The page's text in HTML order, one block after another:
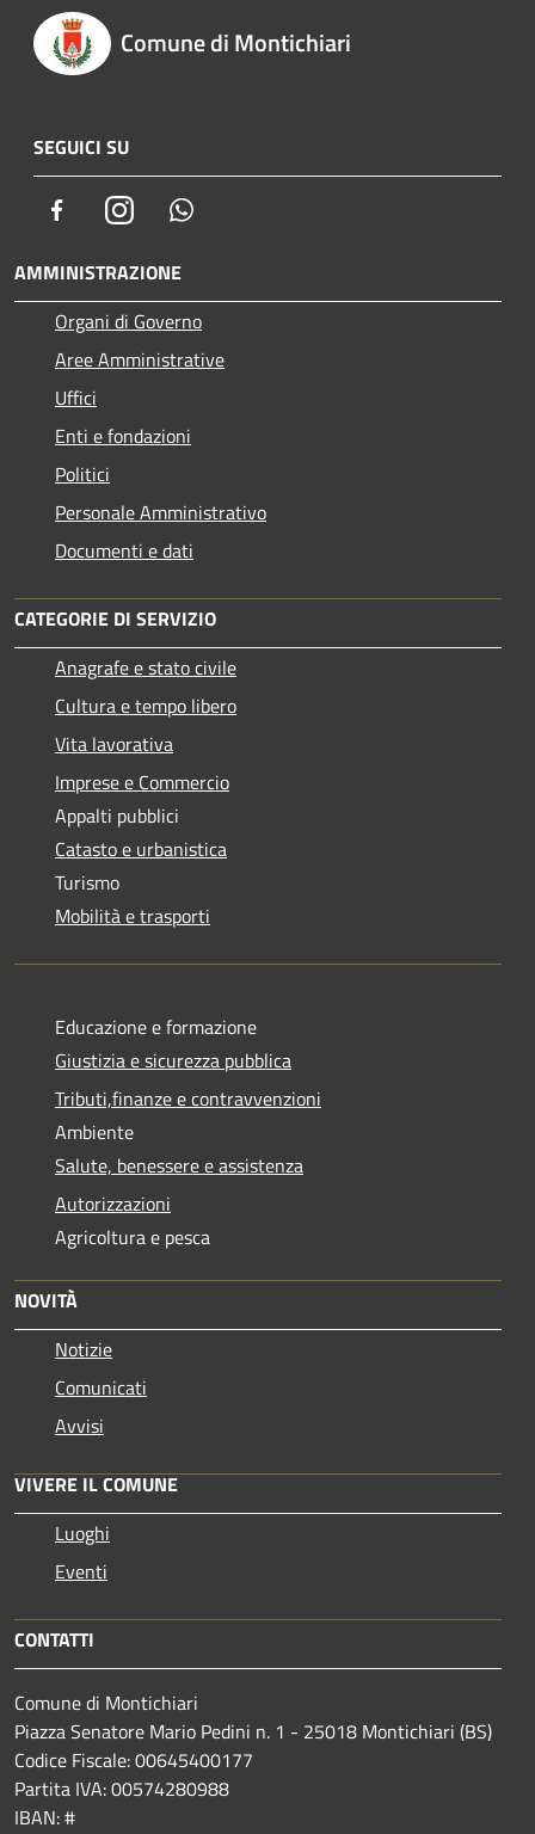
Comune di Montichiari
SEGUICI SU
FacebookInstagram
AMMINISTRAZIONE
Organi di Governo
Aree Amministrative
Uffici
Enti e fondazioni
Politici
Personale Amministrativo
Documenti e dati
CATEGORIE DI SERVIZIO
Anagrafe e stato civile
Cultura e tempo libero
Vita lavorativa
Imprese e Commercio
Appalti pubblici
Catasto e urbanistica
Turismo
Mobilità e trasporti
Educazione e formazione
Giustizia e sicurezza pubblica
Tributi,finanze e contravvenzioni
Ambiente
Salute, benessere e assistenza
Autorizzazioni
Agricoltura e pesca
NOVITÀ
Notizie
Comunicati
Avvisi
VIVERE IL COMUNE
Luoghi
Eventi
CONTATTI
Comune di Montichiari
Piazza Senatore Mario Pedini n. 1 - 25018 Montichiari (BS)
Codice Fiscale: 00645400177
Partita IVA: 00574280988
IBAN: #